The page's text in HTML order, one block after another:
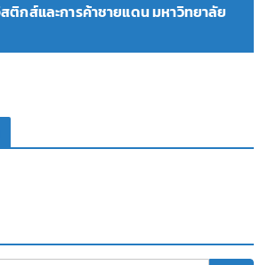
ติกส์และการค้าชายแดน มหาวิทยาลัย